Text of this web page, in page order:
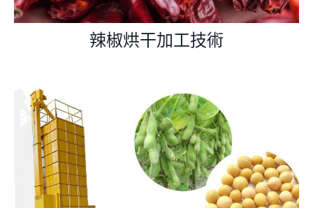
辣椒烘干加工技術